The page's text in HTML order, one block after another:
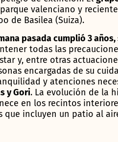
valenciano y
de Basilea (Suiza).
pasada cumplió 3
todas las
y, entre otras
encargadas de su
y atenciones
y Gori. La evolución de la
en los recintos
incluyen un patio al